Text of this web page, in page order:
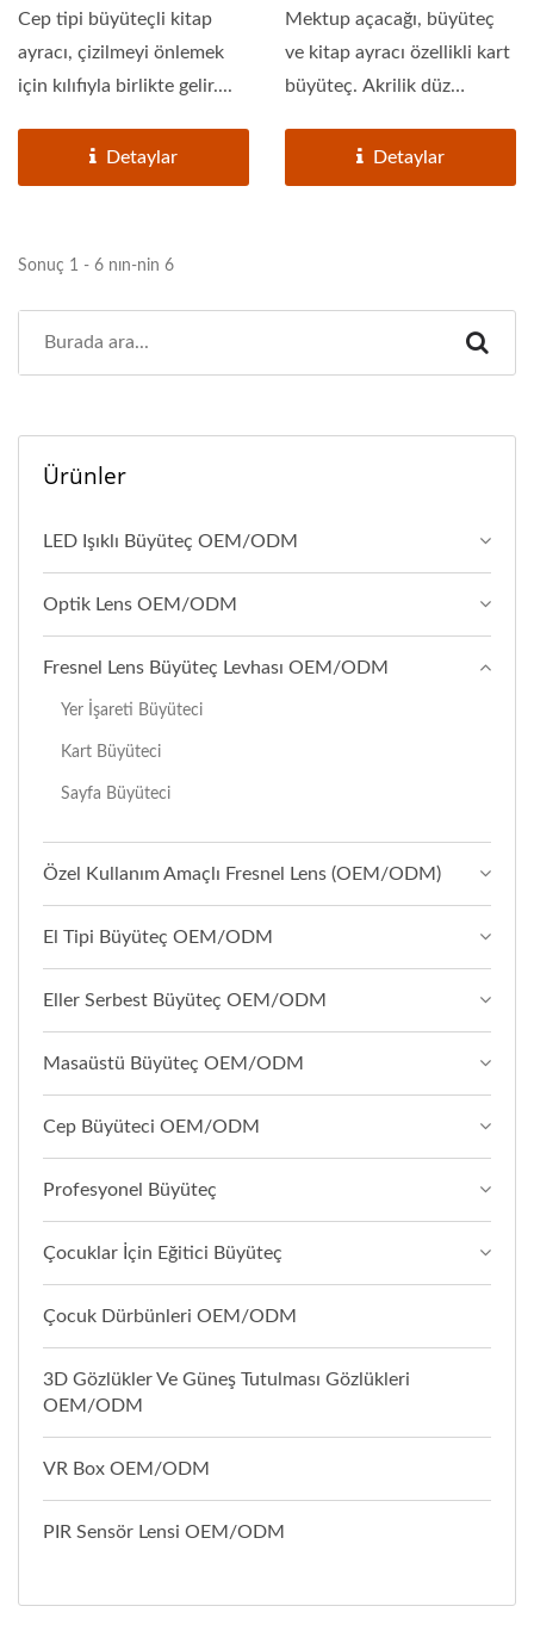
Cep tipi büyüteçli kitap
ayracı, çizilmeyi önlemek
için kılıfıyla birlikte gelir....
Detaylar
Mektup açacağı, büyüteç
ve kitap ayracı özellikli kart
büyüteç. Akrilik düz
Detaylar
Sonuç 1 - 6 nın-nin 6
Ürünler
LED Işıklı Büyüteç OEM/ODM
Optik Lens OEM/ODM
Fresnel Lens Büyüteç Levhası OEM/ODM
Yer İşareti Büyüteci
Kart Büyüteci
Sayfa Büyüteci
Özel Kullanım Amaçlı Fresnel Lens (OEM/ODM)
El Tipi Büyüteç OEM/ODM
Eller Serbest Büyüteç OEM/ODM
Masaüstü Büyüteç OEM/ODM
Cep Büyüteci OEM/ODM
Profesyonel Büyüteç
Çocuklar İçin Eğitici Büyüteç
Çocuk Dürbünleri OEM/ODM
3D Gözlükler Ve Güneş Tutulması Gözlükleri
OEM/ODM
VR Box OEM/ODM
PIR Sensör Lensi OEM/ODM